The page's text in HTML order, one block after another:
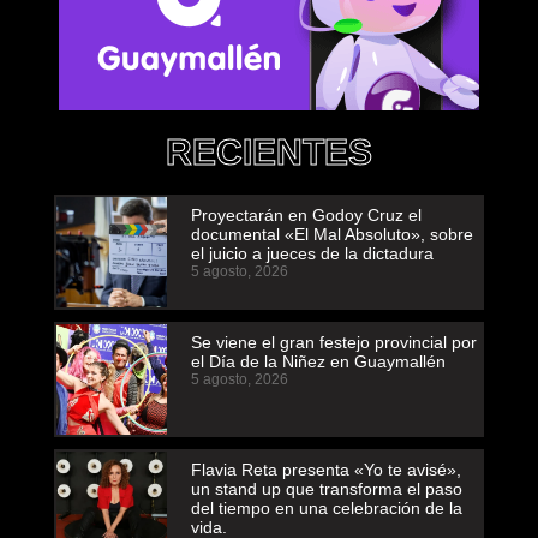
RECIENTES
Proyectarán en Godoy Cruz el
documental «El Mal Absoluto», sobre
el juicio a jueces de la dictadura
5 agosto, 2026
Se viene el gran festejo provincial por
el Día de la Niñez en Guaymallén
5 agosto, 2026
Flavia Reta presenta «Yo te avisé»,
un stand up que transforma el paso
del tiempo en una celebración de la
vida.